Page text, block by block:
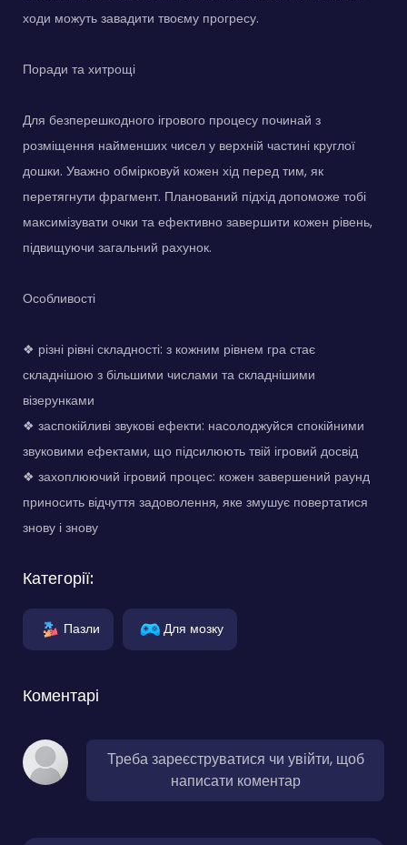
ходи можуть завадити твоєму прогресу.
Поради та хитрощі
Для безперешкодного ігрового процесу починай з
розміщення найменших чисел у верхній частині круглої
дошки. Уважно обмірковуй кожен хід перед тим, як
перетягнути фрагмент. Планований підхід допоможе тобі
максимізувати очки та ефективно завершити кожен рівень,
підвищуючи загальний рахунок.
Особливості
❖ різні рівні складності: з кожним рівнем гра стає
складнішою з більшими числами та складнішими
візерунками
❖ заспокійливі звукові ефекти: насолоджуйся спокійними
звуковими ефектами, що підсилюють твій ігровий досвід
❖ захоплюючий ігровий процес: кожен завершений раунд
приносить відчуття задоволення, яке змушує повертатися
знову і знову
Категорії:
Пазли Для мозку
Коментарі
Треба зареєструватися чи увійти, щоб
написати коментар